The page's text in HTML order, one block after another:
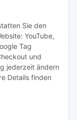
Sie den
YouTube,
Tag
und
jederzeit ändern
Details finden
widerruflich
Abonnieren